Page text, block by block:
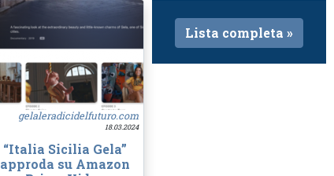
gelaleradicidelfuturo.com
18.03.2024
“Italia Sicilia Gela”
approda su Amazon
Lista completa »